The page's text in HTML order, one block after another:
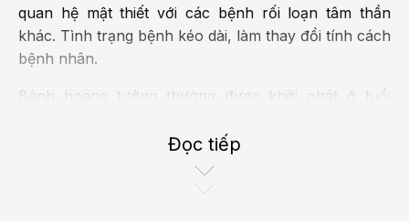
quan hệ mật thiết với các bệnh rối loạn tâm thần
khác. Tình trạng bệnh kéo dài, làm thay đổi tính cách
bệnh nhân.
Bệnh hoang tưởng thường được khởi phát ở tuổi
hoạt bình thường, nếu như không ở trong giai đoạn
hưng cảm. Bệnh không ảnh hưởng tới chức năng tâm
lý xã hội, không giống như ở bệnh tâm thần phân liệt.
Đọc tiếp